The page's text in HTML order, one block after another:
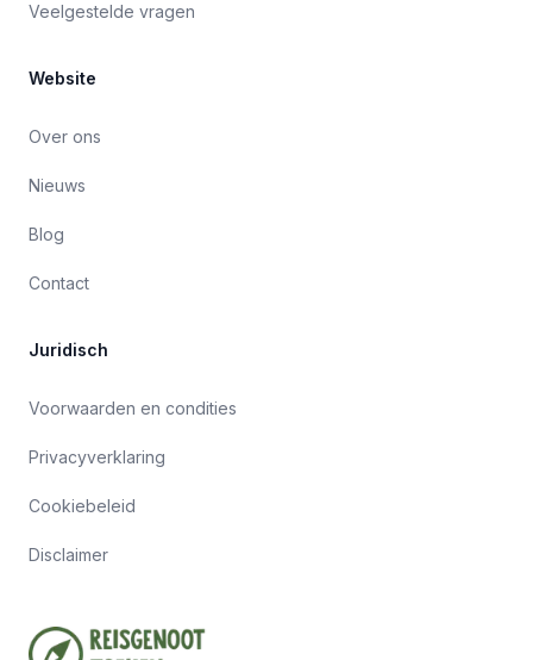
Veelgestelde vragen
Website
Over ons
Nieuws
Blog
Contact
Juridisch
Voorwaarden en condities
Privacyverklaring
Cookiebeleid
Disclaimer